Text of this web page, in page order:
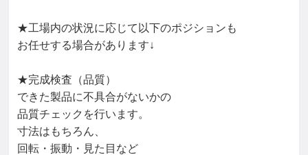
★工場内の状況に応じて以下のポジションも
お任せする場合があります↓
★完成検査（品質）
できた製品に不具合がないかの
品質チェックを行います。
寸法はもちろん、
回転・振動・見た目など